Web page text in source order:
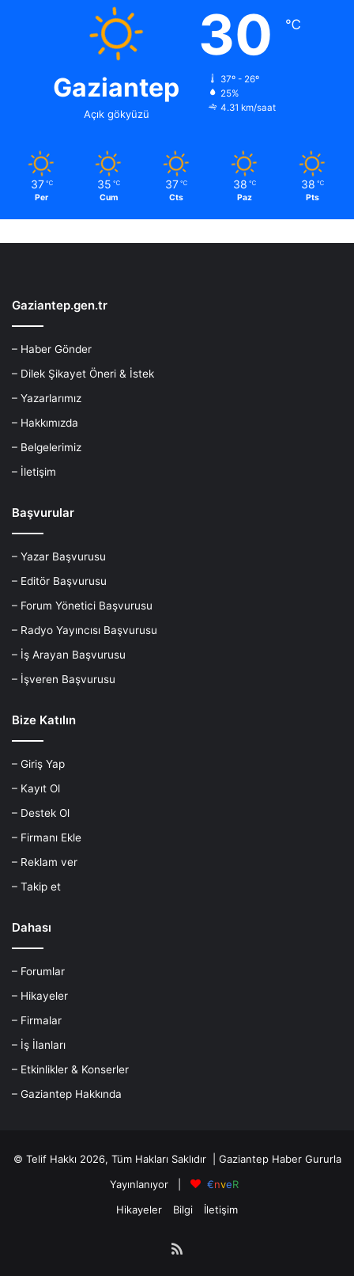
Gaziantep
Açık gökyüzü
30 ℃
37º - 26º
25%
4.31 km/saat
37 ℃
Per
35 ℃
Cum
37 ℃
Cts
38 ℃
Paz
38 ℃
Pts
Gaziantep.gen.tr
– Haber Gönder
– Dilek Şikayet Öneri & İstek
– Yazarlarımız
– Hakkımızda
– Belgelerimiz
– İletişim
Başvurular
– Yazar Başvurusu
– Editör Başvurusu
– Forum Yönetici Başvurusu
– Radyo Yayıncısı Başvurusu
– İş Arayan Başvurusu
– İşveren Başvurusu
Bize Katılın
– Giriş Yap
– Kayıt Ol
– Destek Ol
– Firmanı Ekle
– Reklam ver
– Takip et
Dahası
– Forumlar
– Hikayeler
– Firmalar
– İş İlanları
– Etkinlikler & Konserler
– Gaziantep Hakkında
© Telif Hakkı 2026, Tüm Hakları Saklıdır | Gaziantep HaberGururla
Yayınlanıyor |
€nveR
Hikayeler
Bilgi İletişim